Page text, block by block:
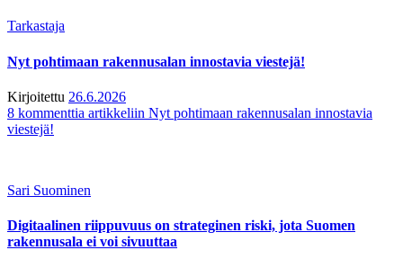
Tarkastaja
Nyt pohtimaan rakennusalan innostavia viestejä!
Kirjoitettu 26.6.2026
8 kommenttia artikkeliin Nyt pohtimaan rakennusalan innostavia
viestejä!
Sari Suominen
Digitaalinen riippuvuus on strateginen riski, jota Suomen
rakennusala ei voi sivuuttaa